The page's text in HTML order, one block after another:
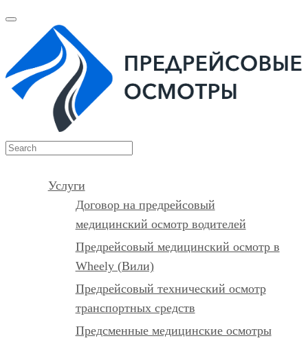
Услуги
Договор на предрейсовый
медицинский осмотр водителей
Предрейсовый медицинский осмотр в
Wheely (Вили)
Предрейсовый технический осмотр
транспортных средств
Предсменные медицинские осмотры